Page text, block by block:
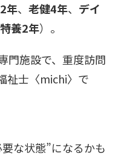
年、 老健4年、 デイ
特養2年）。
門施設で、重度訪問
祉士 〈michi〉 で
な状態”になるかも